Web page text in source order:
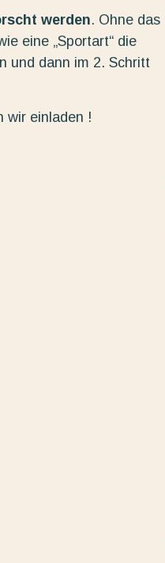
werden. Ohne das
eine „Sportart“ die
und dann im 2. Schritt
wir einladen !